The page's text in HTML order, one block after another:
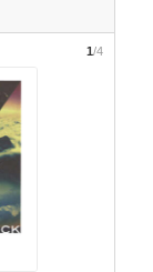
1/4